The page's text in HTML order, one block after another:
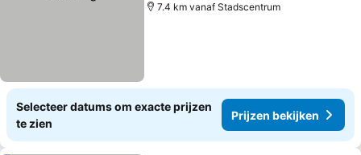
7.4 km vanaf Stadscentrum
Selecteer datums om exacte prijzen
te zien
Prijzen bekijken